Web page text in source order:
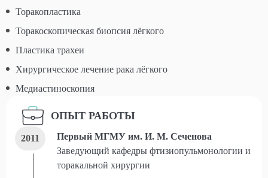
Торакопластика
Торакоскопическая биопсия лёгкого
Пластика трахеи
Хирургическое лечение рака лёгкого
Медиастиноскопия
ОПЫТ РАБОТЫ
2011
Первый МГМУ им. И. М. Сеченова
Заведующий кафедры фтизиопульмонологии и
торакальной хирургии